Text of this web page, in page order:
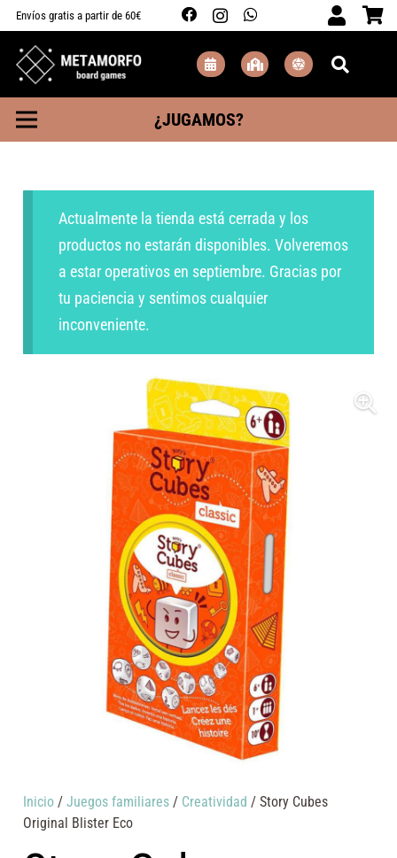
Envíos gratis a partir de 60€
¿JUGAMOS?
Actualmente la tienda está cerrada y los
productos no estarán disponibles. Volveremos
a estar operativos en septiembre. Gracias por
tu paciencia y sentimos cualquier
inconveniente.
Inicio /Juegos familiares / Creatividad / Story Cubes
Original Blister Eco